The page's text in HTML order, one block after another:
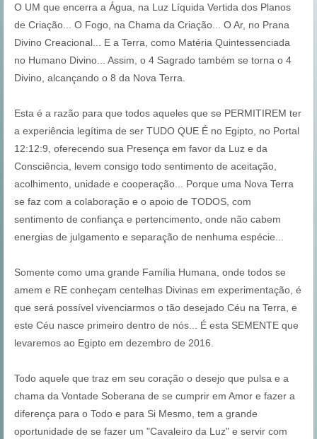
O UM que encerra a Água, na Luz Líquida Vertida dos Planos
de Criação... O Fogo, na Chama da Criação... O Ar, no Prana
Divino Creacional... E a Terra, como Matéria Quintessenciada
no Humano Divino... Assim, o 4 Sagrado também se torna o 4
Divino, alcançando o 8 da Nova Terra.
Esta é a razão para que todos aqueles que se PERMITIREM ter
a experiência legítima de ser TUDO QUE É no Egipto, no Portal
12:12:9, oferecendo sua Presença em favor da Luz e da
Consciência, levem consigo todo sentimento de aceitação,
acolhimento, unidade e cooperação... Porque uma Nova Terra
se faz com a colaboração e o apoio de TODOS, com
sentimento de confiança e pertencimento, onde não cabem
energias de julgamento e separação de nenhuma espécie...
Somente como uma grande Família Humana, onde todos se
amem e RE conheçam centelhas Divinas em experimentação, é
que será possível vivenciarmos o tão desejado Céu na Terra, e
este Céu nasce primeiro dentro de nós... É esta SEMENTE que
levaremos ao Egipto em dezembro de 2016.
Todo aquele que traz em seu coração o desejo que pulsa e a
chama da Vontade Soberana de se cumprir em Amor e fazer a
diferença para o Todo e para Si Mesmo, tem a grande
oportunidade de se fazer um "Cavaleiro da Luz" e servir com